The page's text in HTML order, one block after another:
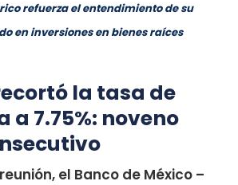
refuerza el entendimiento de su
en inversiones en bienes raíces
la tasa de
a 7.75%: noveno
el Banco de México –